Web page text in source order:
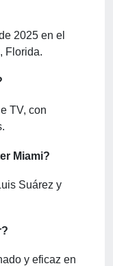
2025 en el
Florida.
TV, con
Miami?
Suárez y
y eficaz en